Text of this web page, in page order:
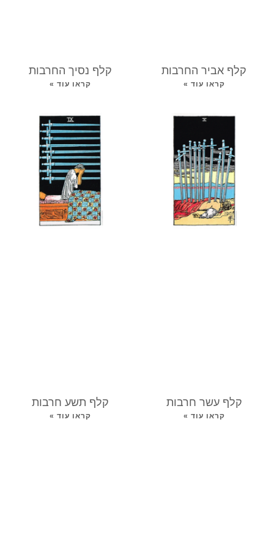
קלף אביר החרבות
קראו עוד »
קלף נסיך החרבות
קראו עוד »
קלף עשר חרבות
קראו עוד »
קלף תשע חרבות
קראו עוד »